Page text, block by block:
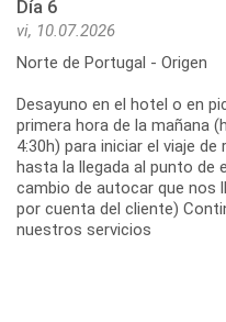
Día 6
vi, 10.07.2026
Norte de Portugal - Origen
Desayuno en el hotel o en
primera hora de la mañana
4:30h) para iniciar el viaje
hasta la llegada al punto de
cambio de autocar que nos
por cuenta del cliente)
nuestros servicios